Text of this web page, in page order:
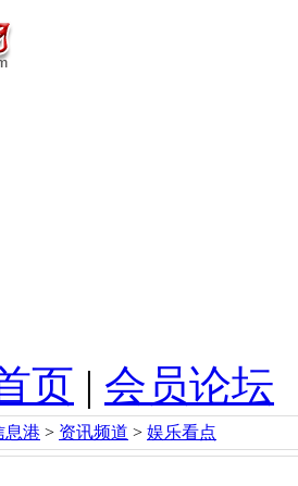
页 | 会员论坛
息港 > 资讯频道 > 娱乐看点